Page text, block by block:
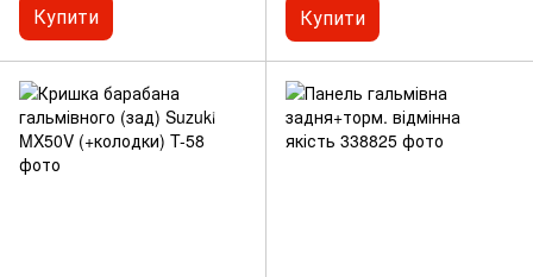
Купити Купити